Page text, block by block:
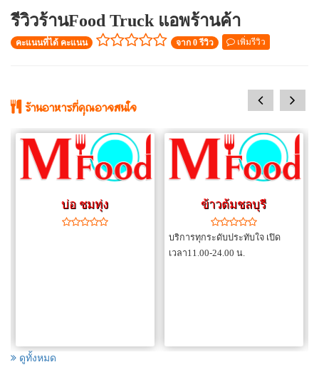
รีวิวร้านFood Truck แอพร้านค้า
คะแนนที่ได้ คะแนน จาก 0 รีวิว เพิ่มรีวิว
ร้านอาหารที่คุณอาจสนใจ
บ่อ ชมทุ่ง ข้าวต้มชลบุรี
บริการทุกระดับประทับใจ เปิด
เวลา11.00-24.00 น.
prev next
ดูทั้งหมด